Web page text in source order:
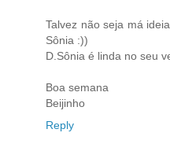
Talvez não seja má
Sônia :))
D.Sônia é linda no seu
Boa semana
Beijinho
Reply